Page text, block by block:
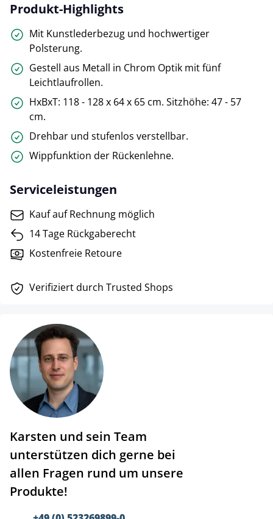
Produkt-Highlights
Mit Kunstlederbezug und hochwertiger
Polsterung.
Gestell aus Metall in Chrom Optik mit fünf
Leichtlaufrollen.
HxBxT: 118 - 128 x 64 x 65 cm. Sitzhöhe: 47 - 57
cm.
Drehbar und stufenlos verstellbar.
Wippfunktion der Rückenlehne.
Serviceleistungen
Kauf auf Rechnung möglich
14 Tage Rückgaberecht
Kostenfreie Retoure
Verifiziert durch Trusted Shops
Karsten und sein Team
unterstützen dich gerne bei
allen Fragen rund um unsere
Produkte!